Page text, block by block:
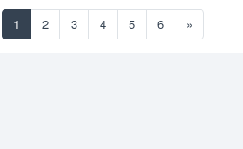
1 2 3 4 5 6 »